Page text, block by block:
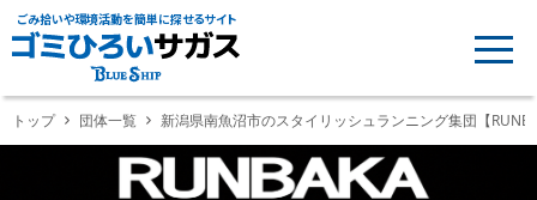
ごみ拾いや環境活動を簡単に探せるサイト
トップ 団体一覧 新潟県南魚沼市のスタイリッシュランニング集団【